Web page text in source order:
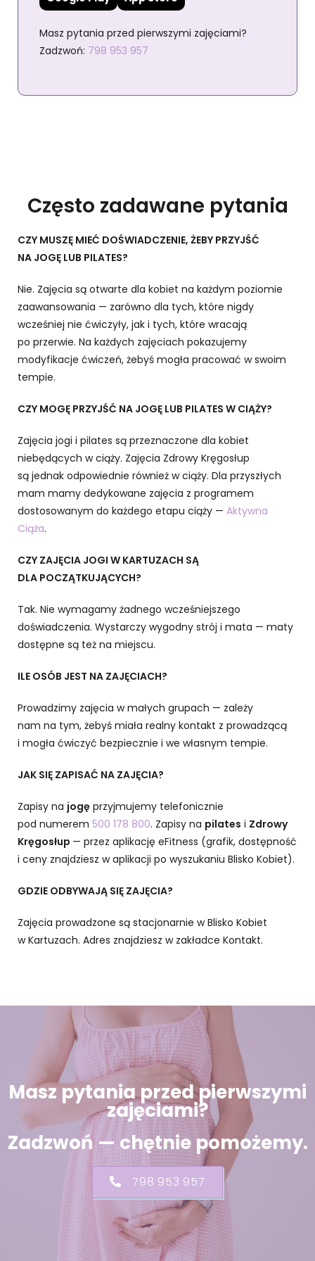
Masz pytania przed pierwszymi zajęciami?
Zadzwoń: 798 953 957
Często zadawane pytania
CZY MUSZĘ MIEĆ DOŚWIADCZENIE, ŻEBY PRZYJŚĆ
NA JOGĘ LUB PILATES?
Nie. Zajęcia są otwarte dla kobiet na każdym poziomie
zaawansowania — zarówno dla tych, które nigdy
wcześniej nie ćwiczyły, jak i tych, które wracają
po przerwie. Na każdych zajęciach pokazujemy
modyfikacje ćwiczeń, żebyś mogła pracować w swoim
tempie.
CZY MOGĘ PRZYJŚĆ NA JOGĘ LUB PILATES W CIĄŻY?
Zajęcia jogi i pilates są przeznaczone dla kobiet
niebędących w ciąży. Zajęcia Zdrowy Kręgosłup
są jednak odpowiednie również w ciąży. Dla przyszłych
mam mamy dedykowane zajęcia z programem
dostosowanym do każdego etapu ciąży — Aktywna
Ciąża.
CZY ZAJĘCIA JOGI W KARTUZACH SĄ
DLA POCZĄTKUJĄCYCH?
Tak. Nie wymagamy żadnego wcześniejszego
doświadczenia. Wystarczy wygodny strój i mata — maty
dostępne są też na miejscu.
ILE OSÓB JEST NA ZAJĘCIACH?
Prowadzimy zajęcia w małych grupach — zależy
nam na tym, żebyś miała realny kontakt z prowadzącą
i mogła ćwiczyć bezpiecznie i we własnym tempie.
JAK SIĘ ZAPISAĆ NA ZAJĘCIA?
Zapisy na jogę przyjmujemy telefonicznie
pod numerem 500 178 800. Zapisy na pilates i Zdrowy
Kręgosłup — przez aplikację eFitness (grafik, dostępność
i ceny znajdziesz w aplikacji po wyszukaniu Blisko Kobiet).
GDZIE ODBYWAJĄ SIĘ ZAJĘCIA?
Zajęcia prowadzone są stacjonarnie w Blisko Kobiet
w Kartuzach. Adres znajdziesz w zakładce Kontakt.
Masz pytania przed pierwszymi
zajęciami?
Zadzwoń — chętnie pomożemy.
798 953 957